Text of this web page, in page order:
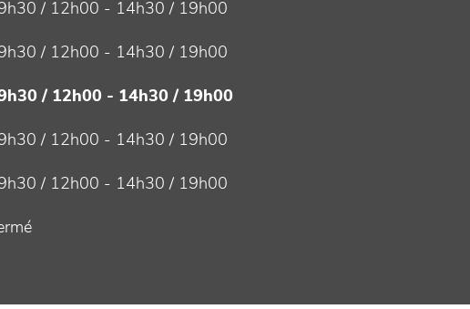
/ 12h00 - 14h30 / 19h00
/ 12h00 - 14h30 / 19h00
/ 12h00 - 14h30 / 19h00
/ 12h00 - 14h30 / 19h00
/ 12h00 - 14h30 / 19h00